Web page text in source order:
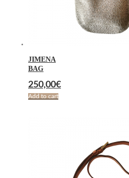
JIMENA
BAG
250,00€
Add to cart